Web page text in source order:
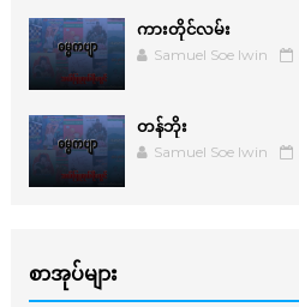
ကားတိုင်လမ်း
Samuel Soe lwin
တန်ဘိုး
Samuel Soe lwin
စာအုပ်များ